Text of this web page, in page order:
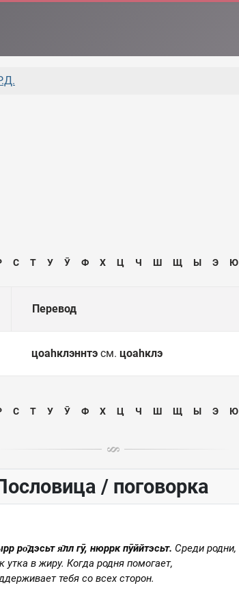
С Т У Ӯ Ф Х Ц Ч Ш Щ Ы Э Ю
Перевод
цоаһклэннтэ см. цоаһклэ
С Т У Ӯ Ф Х Ц Ч Ш Щ Ы Э Ю
/ поговорка
ро̄дэсьт я̄лл гӯ, нюррк пӯййтэсьт. Среди родни,
утка в жиру.Когда родня помогает,
тебя со всех сторон.